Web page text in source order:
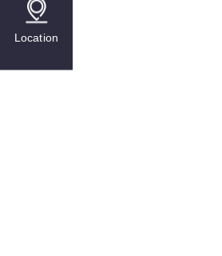
Location